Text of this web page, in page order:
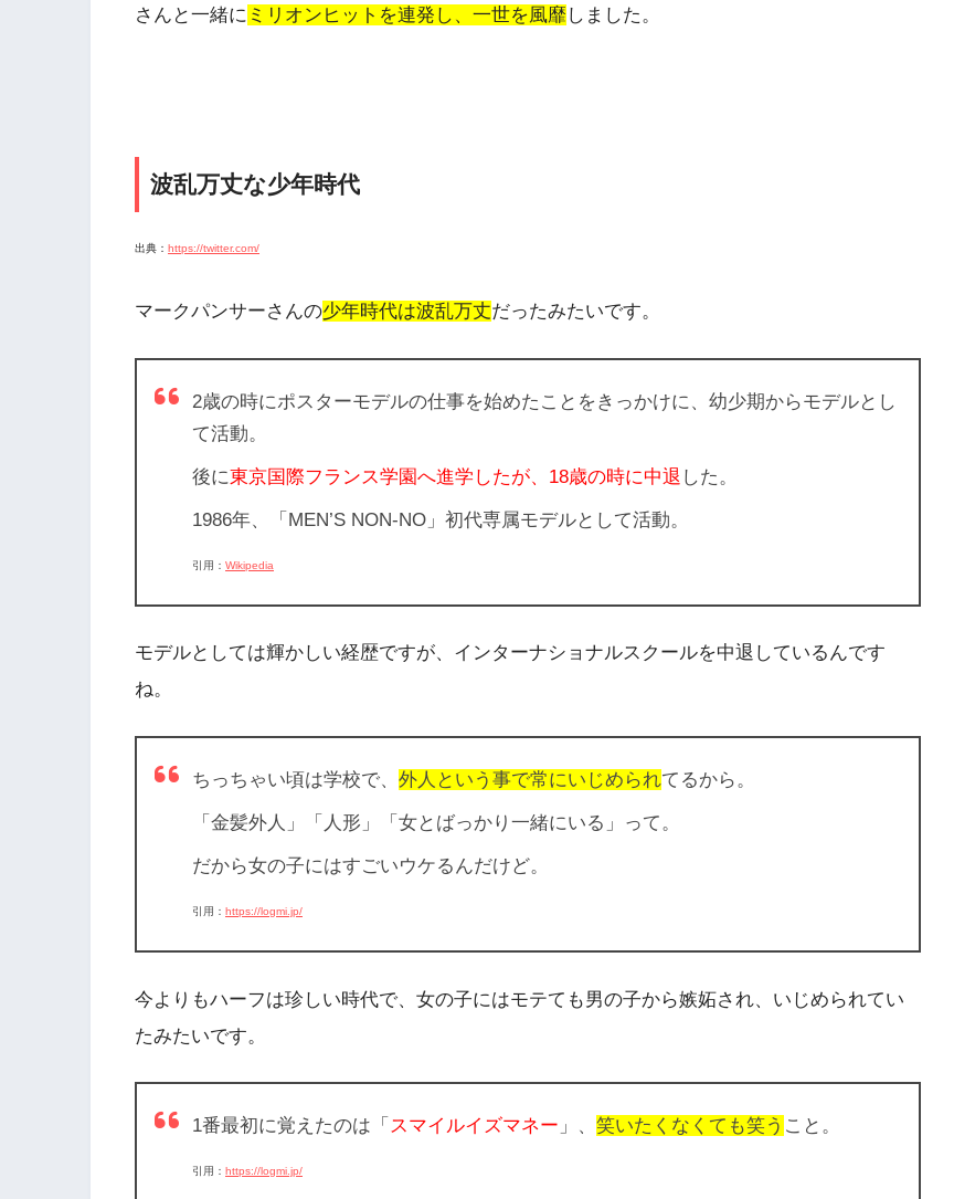
さんと一緒に ミリオンヒットを連発し、一世を風靡 しました。
波乱万丈な少年時代
出典： https://twitter.com/
マークパンサーさんの少年時代は波乱万丈だったみたいです。
2歳の時にポスターモデルの仕事を始めたことをきっかけに、幼少期からモデルとし
て活動。
後に東京国際フランス学園へ進学したが、18歳の時に中退 した。
1986年、「MEN’S NON-NO」初代専属モデルとして活動。
引用： Wikipedia
モデルとしては輝かしい経歴ですが、インターナショナルスクールを中退しているんです
ね。
ちっちゃい頃は学校で、 外人という事で常にいじめられてるから。
「金髪外人」「人形」「女とばっかり一緒にいる」って。
だから女の子にはすごいウケるんだけど。
引用： https://logmi.jp/
今よりもハーフは珍しい時代で、女の子にはモテても男の子から嫉妬され、いじめられてい
たみたいです。
1番最初に覚えたのは「 スマイルイズマネー 」、 笑いたくなくても笑う こと。
引用： https://logmi.jp/